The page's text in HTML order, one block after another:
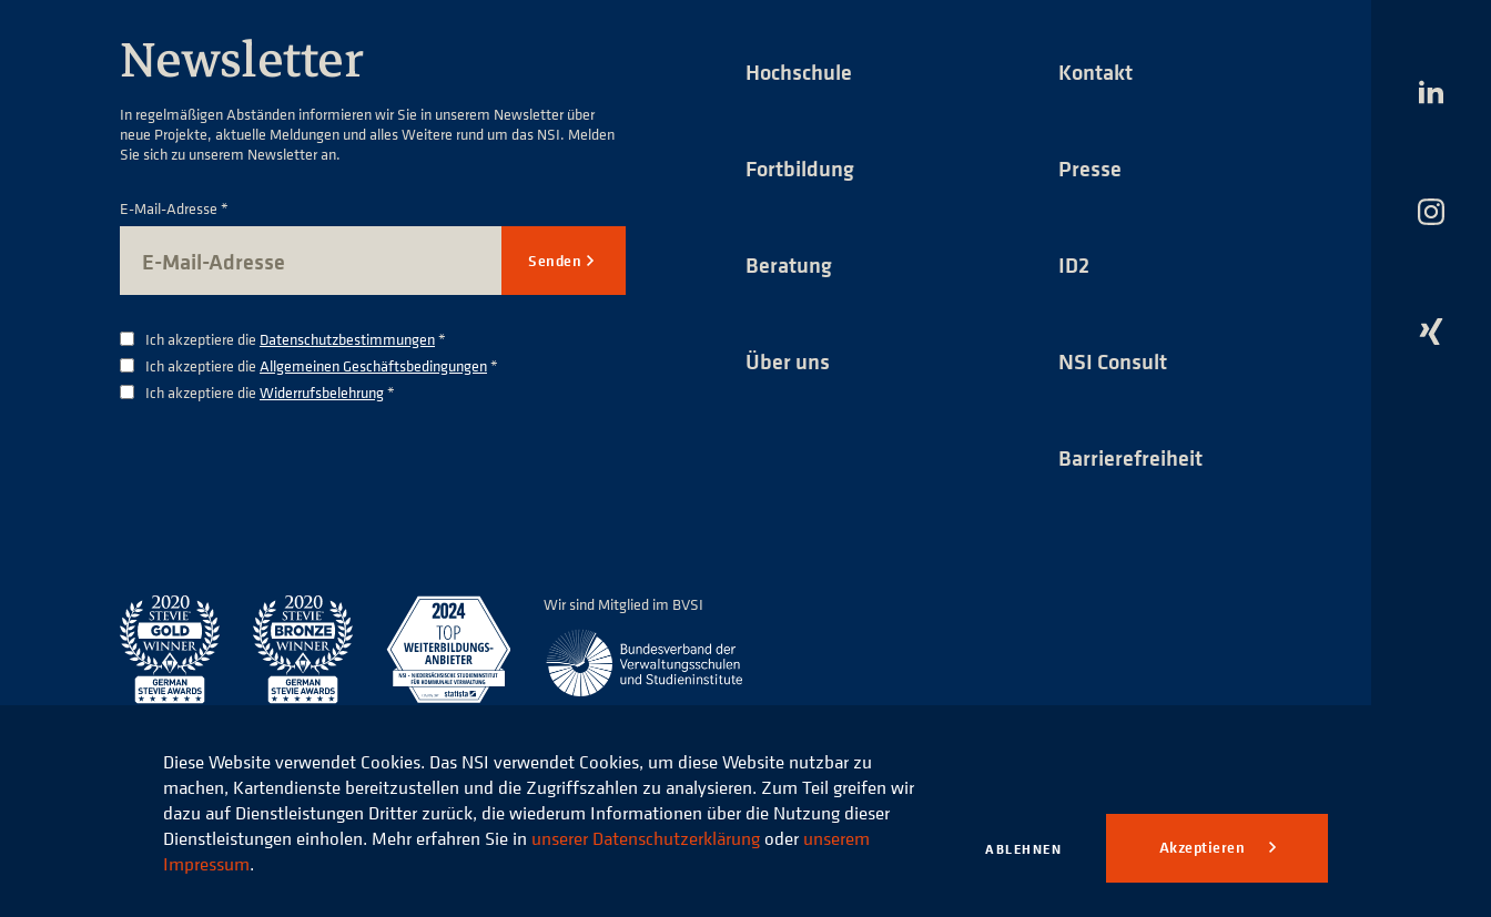
Newsletter
In regelmäßigen Abständen informieren wir Sie in unserem Newsletter über
neue Projekte, aktuelle Meldungen und alles Weitere rund um das NSI. Melden
Sie sich zu unserem Newsletter an.
E-Mail-Adresse *
Senden
Ich akzeptiere die Datenschutzbestimmungen*
Ich akzeptiere die Allgemeinen Geschäftsbedingungen*
Ich akzeptiere die Widerrufsbelehrung*
Hochschule
Fortbildung
Beratung
Über uns
Kontakt
Presse
ID2
NSI Consult
Barrierefreiheit
Wir sind Mitglied im BVSI
Das
Das
Das
© 2026 Niedersächsisches Studieninstitut für kommunale Verwaltung e.V. Datenschutz
Diese Website verwendet Cookies. Das NSI verwendet Cookies, um diese Website nutzbar zu
machen, Kartendienste bereitzustellen und die Zugriffszahlen zu analysieren. Zum Teil greifen wir
dazu auf Dienstleistungen Dritter zurück, die wiederum Informationen über die Nutzung dieser
Dienstleistungen einholen. Mehr erfahren Sie in unserer Datenschutzerklärung oder unserem
Impressum.
ABLEHNEN Akzeptieren